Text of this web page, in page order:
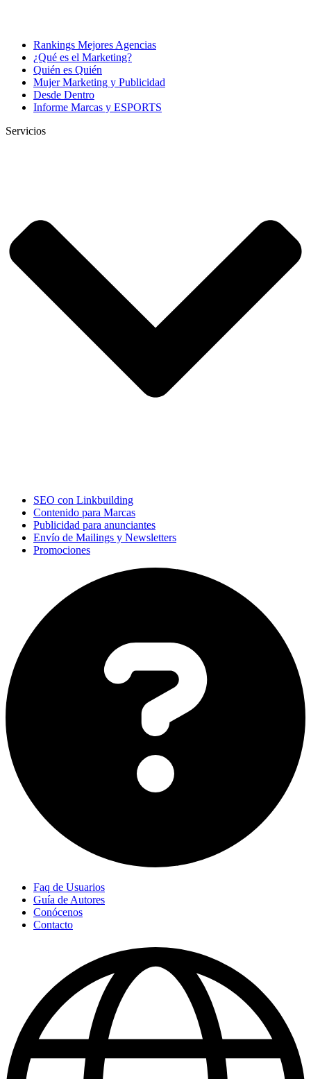
Rankings Mejores Agencias
¿Qué es el Marketing?
Quién es Quién
Mujer Marketing y Publicidad
Desde Dentro
Informe Marcas y ESPORTS
Servicios
SEO con Linkbuilding
Contenido para Marcas
Publicidad para anunciantes
Envío de Mailings y Newsletters
Promociones
Faq de Usuarios
Guía de Autores
Conócenos
Contacto